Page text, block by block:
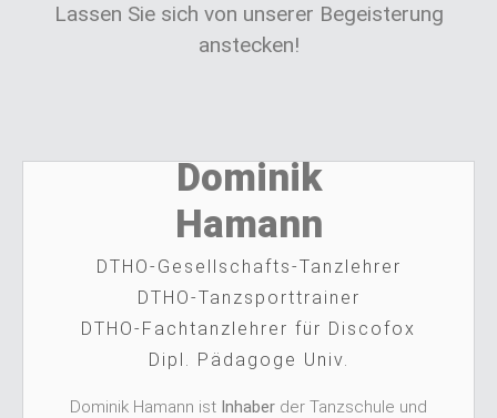
Lassen Sie sich von unserer Begeisterung
anstecken!
Dominik
Hamann
DTHO-Gesellschafts-Tanzlehrer
DTHO-Tanzsporttrainer
DTHO-Fachtanzlehrer für Discofox
Dipl. Pädagoge Univ.
Dominik Hamann ist Inhaber der Tanzschule und